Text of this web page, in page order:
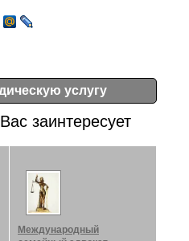
услугу
заинтересует
Международный